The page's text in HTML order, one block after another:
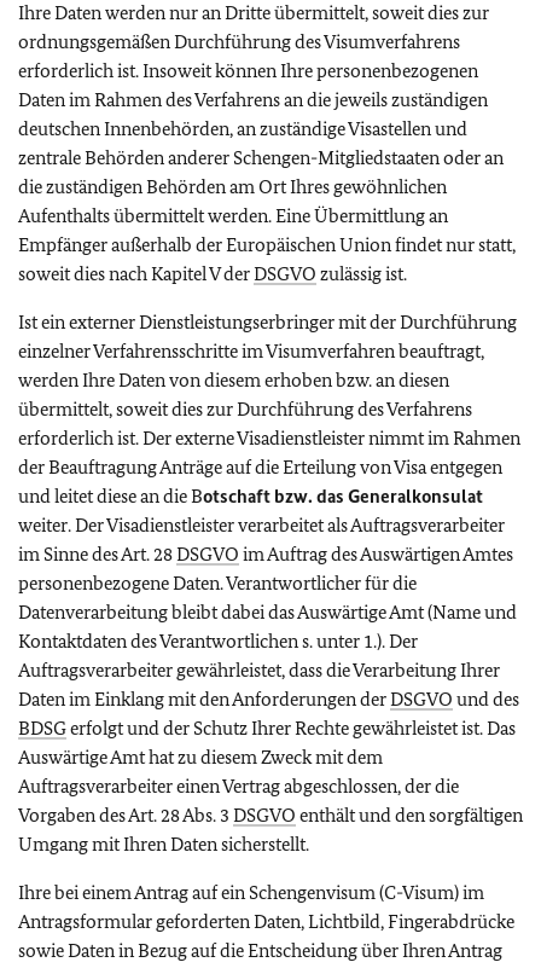
Ihre Daten werden nur an Dritte übermittelt, soweit dies zur
ordnungsgemäßen Durchführung des Visumverfahrens
erforderlich ist. Insoweit können Ihre personenbezogenen
Daten im Rahmen des Verfahrens an die jeweils zuständigen
deutschen Innenbehörden, an zuständige Visastellen und
zentrale Behörden anderer Schengen-Mitgliedstaaten oder an
die zuständigen Behörden am Ort Ihres gewöhnlichen
Aufenthalts übermittelt werden. Eine Übermittlung an
Empfänger außerhalb der Europäischen Union findet nur statt,
soweit dies nach Kapitel V derDSGVO zulässig ist.
Ist ein externer Dienstleistungserbringer mit der Durchführung
einzelner Verfahrensschritte im Visumverfahren beauftragt,
werden Ihre Daten von diesem erhoben bzw. an diesen
übermittelt, soweit dies zur Durchführung des Verfahrens
erforderlich ist. Der externe Visadienstleister nimmt im Rahmen
der Beauftragung Anträge auf die Erteilung von Visa entgegen
und leitet diese an die Botschaft bzw. das Generalkonsulat
weiter. Der Visadienstleister verarbeitet als Auftragsverarbeiter
im Sinne des Art. 28DSGVO im Auftrag des Auswärtigen Amtes
personenbezogene Daten. Verantwortlicher für die
Datenverarbeitung bleibt dabei das Auswärtige Amt (Name und
Kontaktdaten des Verantwortlichen s. unter 1.). Der
Auftragsverarbeiter gewährleistet, dass die Verarbeitung Ihrer
Daten im Einklang mit den Anforderungen derDSGVO und des
BDSGerfolgt und der Schutz Ihrer Rechte gewährleistet ist. Das
Auswärtige Amt hat zu diesem Zweck mit dem
Auftragsverarbeiter einen Vertrag abgeschlossen, der die
Vorgaben des Art. 28 Abs. 3 DSGVO enthält und den sorgfältigen
Umgang mit Ihren Daten sicherstellt.
Ihre bei einem Antrag auf ein Schengenvisum (C-Visum) im
Antragsformular geforderten Daten, Lichtbild, Fingerabdrücke
sowie Daten in Bezug auf die Entscheidung über Ihren Antrag